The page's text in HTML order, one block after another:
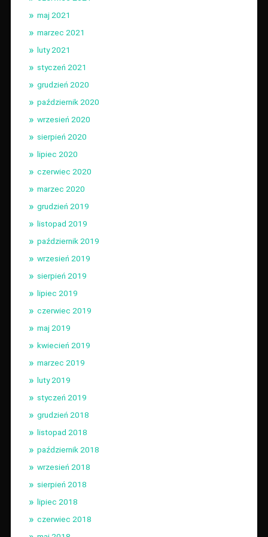
maj 2021
marzec 2021
luty 2021
styczeń 2021
grudzień 2020
październik 2020
wrzesień 2020
sierpień 2020
lipiec 2020
czerwiec 2020
marzec 2020
grudzień 2019
listopad 2019
październik 2019
wrzesień 2019
sierpień 2019
lipiec 2019
czerwiec 2019
maj 2019
kwiecień 2019
marzec 2019
luty 2019
styczeń 2019
grudzień 2018
listopad 2018
październik 2018
wrzesień 2018
sierpień 2018
lipiec 2018
czerwiec 2018